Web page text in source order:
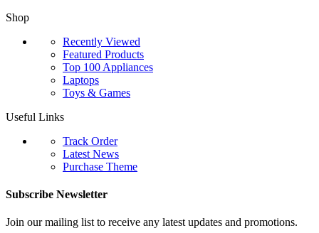
Shop
Recently Viewed
Featured Products
Top 100 Appliances
Laptops
Toys & Games
Useful Links
Track Order
Latest News
Purchase Theme
Subscribe Newsletter
Join our mailing list to receive any latest updates and promotions.